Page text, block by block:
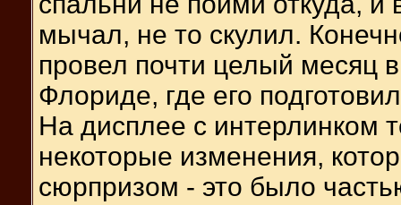
мычал, не то скулил.
провел почти целый месяц
Флориде, где его
На дисплее с интерлинком
некоторые изменения,
сюрпризом - это было